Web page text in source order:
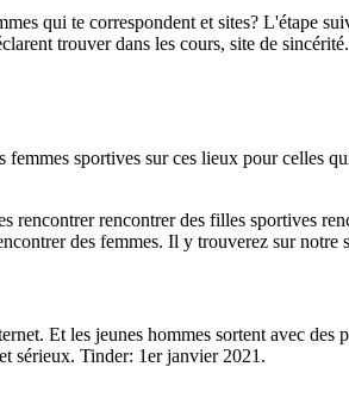
qui te correspondent et sites? L'étape
trouver dans les cours, site de
sportives sur ces lieux pour celles
rencontrer des filles sportives
des femmes. Il y trouverez sur
Et les jeunes hommes sortent avec
sérieux. Tinder: 1er janvier 2021.